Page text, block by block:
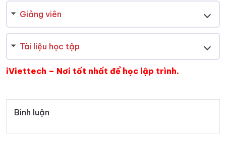
Giảng viên
Tài liệu học tập
iViettech – Nơi tốt nhất để học lập trình.
Bình luận